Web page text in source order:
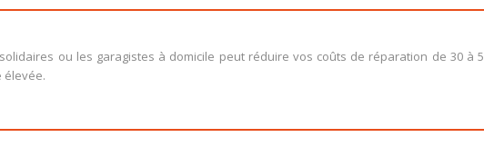
ou les garagistes à domicile peut réduire vos coûts de réparation de 30 à
élevée.